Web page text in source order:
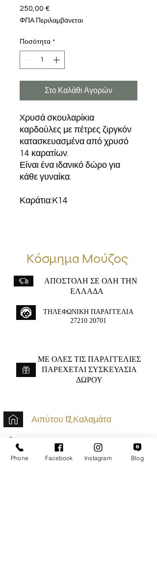
250,00 €
ΦΠΑ Περιλαμβάνεται
Ποσότητα *
Στο Καλάθι Αγορών
Xρυσά σκουλαρίκια
καρδούλες με πέτρες ζιργκόν
κατασκευασμένα από χρυσό
14 καρατίων.
Είναι ένα ιδανικό δώρο για
κάθε γυναίκα.
Καράτια:K14
Κόσμημα Μούζος
ΑΠΟΣΤΟΛΗ ΣΕ ΟΛΗ ΤΗΝ
ΕΛΛΑΔΑ
ΤΗΛΕΦΩΝΙΚΗ ΠΑΡΑΓΓΕΛΙΑ
27210 20701
ME ΟΛΕΣ ΤΙΣ ΠΑΡΑΓΓΕΛΙΕΣ
ΠΑΡΕΧΕΤΑΙ ΣΥΣΚΕΥΑΣΙΑ
ΔΩΡΟΥ
Αιπύτου 12,Καλαμάτα
+30 2721020701
k.mouzos.wix@gmail.com
Phone Facebook Instagram Blog